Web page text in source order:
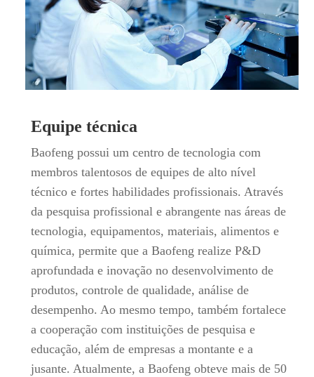
Equipe técnica
Baofeng possui um centro de tecnologia com
membros talentosos de equipes de alto nível
técnico e fortes habilidades profissionais. Através
da pesquisa profissional e abrangente nas áreas de
tecnologia, equipamentos, materiais, alimentos e
química, permite que a Baofeng realize P&D
aprofundada e inovação no desenvolvimento de
produtos, controle de qualidade, análise de
desempenho. Ao mesmo tempo, também fortalece
a cooperação com instituições de pesquisa e
educação, além de empresas a montante e a
jusante. Atualmente, a Baofeng obteve mais de 50